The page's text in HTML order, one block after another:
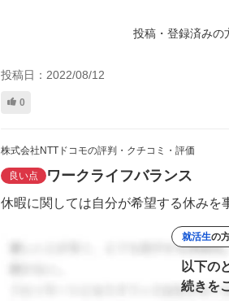
投稿・登録済みの
投稿日： 2022/08/12
0
株式会社NTTドコモの評判・クチコミ・評価
良い点 ワークライフバランス
休暇に関しては自分が希望する休みを
就活生の
以下の
続きを